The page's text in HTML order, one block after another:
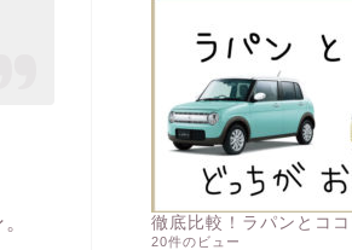
徹底比較！ラパンとコ
20件のビュー